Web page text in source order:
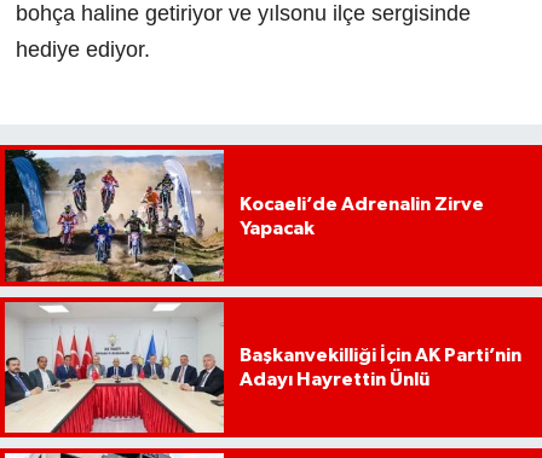
bohça haline getiriyor ve yılsonu ilçe sergisinde
hediye ediyor.
Kocaeli’de Adrenalin Zirve
Yapacak
Başkanvekilliği İçin AK Parti’nin
Adayı Hayrettin Ünlü